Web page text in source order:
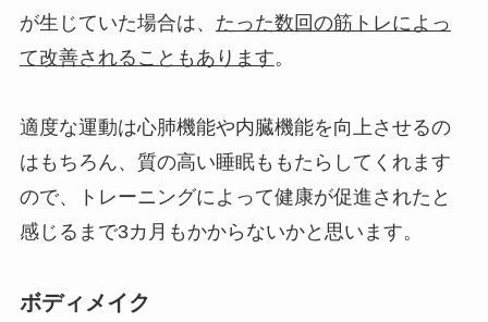
が生じていた場合は、 たった数回の筋トレによっ
て改善されることもあります。
適度な運動は心肺機能や内臓機能を向上させるの
はもちろん、質の高い睡眠ももたらしてくれます
ので、トレーニングによって健康が促進されたと
感じるまで3カ月もかからないかと思います。
ボディメイク